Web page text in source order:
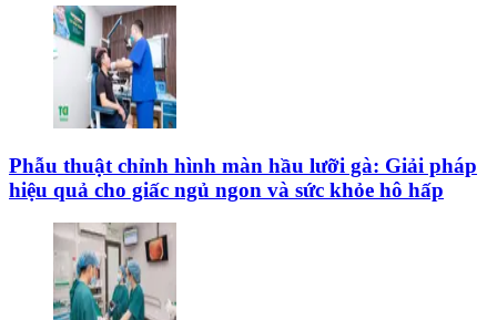
Phẫu thuật chỉnh hình màn hầu lưỡi gà: Giải pháp
hiệu quả cho giấc ngủ ngon và sức khỏe hô hấp